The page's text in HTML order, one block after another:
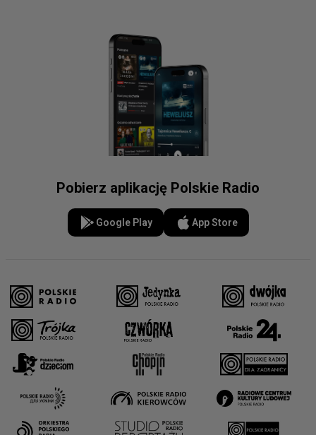
Pobierz aplikację Polskie Radio
Google Play App Store